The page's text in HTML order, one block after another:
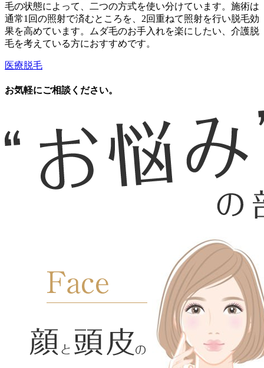
毛の状態によって、二つの方式を使い分けています。施術は
通常1回の照射で済むところを、2回重ねて照射を行い脱毛効
果を高めています。ムダ毛のお手入れを楽にしたい、介護脱
毛を考えている方におすすめです。
医療脱毛
お気軽にご相談ください。